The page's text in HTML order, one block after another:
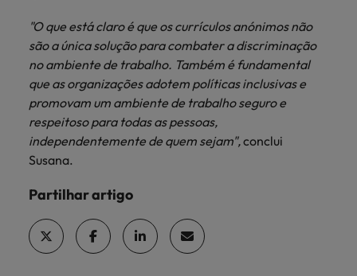
"O que está claro é que os currículos anónimos não
são a única solução para combater a discriminação
no ambiente de trabalho. Também é fundamental
que as organizações adotem políticas inclusivas e
promovam um ambiente de trabalho seguro e
respeitoso para todas as pessoas,
independentemente de quem sejam",conclui
Susana.
Partilhar artigo